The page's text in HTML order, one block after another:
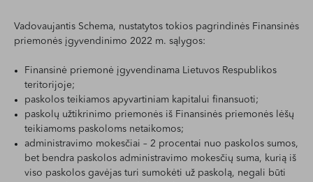
Vadovaujantis Schema, nustatytos tokios pagrindinės Finansinės
priemonės įgyvendinimo 2022 m. sąlygos:
Finansinė priemonė įgyvendinama Lietuvos Respublikos
teritorijoje;
paskolos teikiamos apyvartiniam kapitalui finansuoti;
paskolų užtikrinimo priemonės iš Finansinės priemonės lėšų
teikiamoms paskoloms netaikomos;
administravimo mokesčiai – 2 procentai nuo paskolos sumos,
bet bendra paskolos administravimo mokesčių suma, kurią iš
viso paskolos gavėjas turi sumokėti už paskolą, negali būti